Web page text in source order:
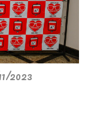
2023